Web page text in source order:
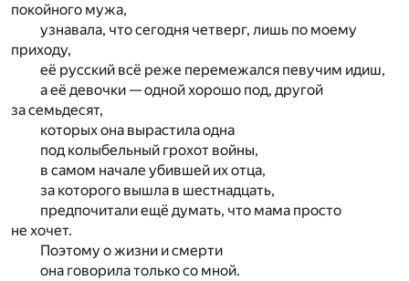
покойного мужа,
узнавала, что сегодня четверг, лишь по моему
приходу,
её русский всё реже перемежался певучим идиш,
а её девочки — одной хорошо под, другой
за семьдесят,
которых она вырастила одна
под колыбельный грохот войны,
в самом начале убившей их отца,
за которого вышла в шестнадцать,
предпочитали ещё думать, что мама просто
не хочет.
Поэтому о жизни и смерти
она говорила только со мной.